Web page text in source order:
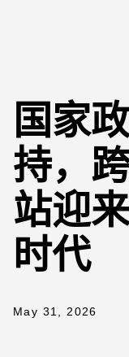
国家
持，
站迎
时代
May 31, 2026